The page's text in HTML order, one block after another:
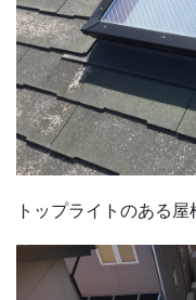
トップライトのある